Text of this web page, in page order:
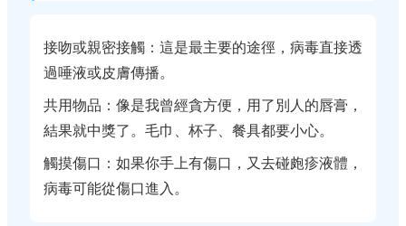
接吻或親密接觸：這是最主要的途徑，病毒直接透
過唾液或皮膚傳播。
共用物品：像是我曾經貪方便，用了別人的唇膏，
結果就中獎了。毛巾、杯子、餐具都要小心。
觸摸傷口：如果你手上有傷口，又去碰皰疹液體，
病毒可能從傷口進入。